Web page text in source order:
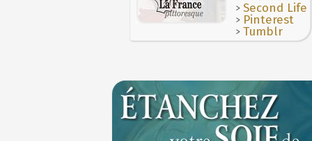
>Second Life
> Pinterest
>Tumblr